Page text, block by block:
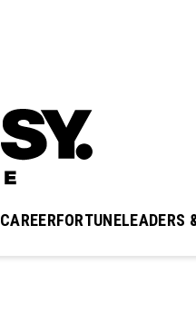
CAREERFORTUNELEADERS